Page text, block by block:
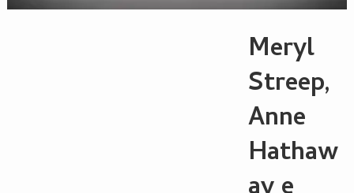
Meryl
Streep,
Anne
Hathaw